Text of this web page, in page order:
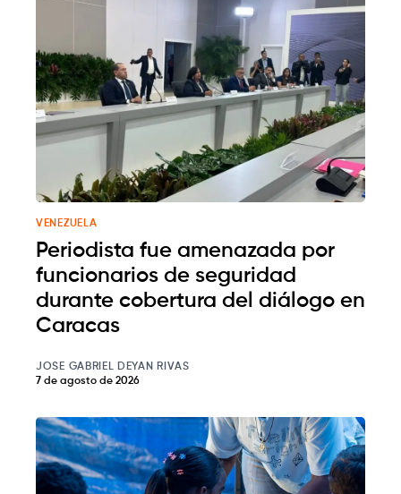
VENEZUELA
Periodista fue amenazada por
funcionarios de seguridad
durante cobertura del diálogo en
Caracas
JOSE GABRIEL DEYAN RIVAS
7 de agosto de 2026